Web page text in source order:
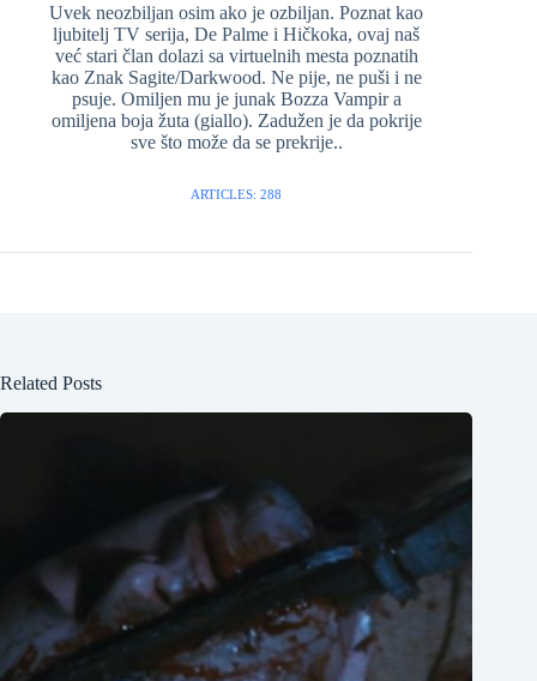
Uvek neozbiljan osim ako je ozbiljan. Poznat kao
ljubitelj TV serija, De Palme i Hičkoka, ovaj naš
već stari član dolazi sa virtuelnih mesta poznatih
kao Znak Sagite/Darkwood. Ne pije, ne puši i ne
psuje. Omiljen mu je junak Bozza Vampir a
omiljena boja žuta (giallo). Zadužen je da pokrije
sve što može da se prekrije..
ARTICLES: 288
Related Posts